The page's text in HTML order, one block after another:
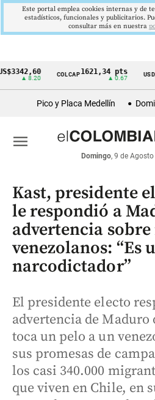
Cintillo
económicos
Colombia
COLCAP1621,34 pts USD/COP
▲
Pico y Placa Medellín
Domingo, 9 de
menu
Kast, presidente
le respondió a
advertencia
venezolanos: “Es
narcodictador”
El presidente electo
advertencia de Maduro
toca un pelo a un
sus promesas de
los casi 340.000
que viven en Chile, en
Este portal emplea cookies internas y de
estadísticos, funcionales y publicitarios.
consultar más en nuestra